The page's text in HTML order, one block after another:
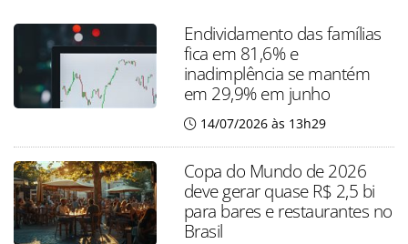
Endividamento das famílias
fica em 81,6% e
inadimplência se mantém
em 29,9% em junho
14/07/2026 às 13h29
Copa do Mundo de 2026
deve gerar quase R$ 2,5 bi
para bares e restaurantes no
Brasil